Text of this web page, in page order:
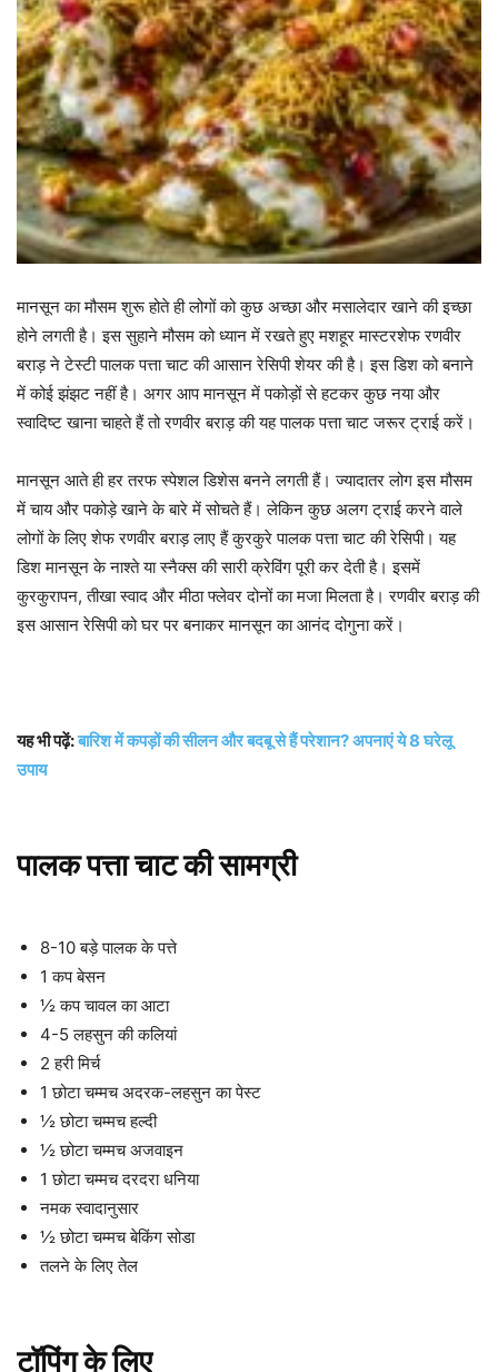
मानसून का मौसम शुरू होते ही लोगों को कुछ अच्छा और मसालेदार खाने की इच्छा
होने लगती है। इस सुहाने मौसम को ध्यान में रखते हुए मशहूर मास्टरशेफ रणवीर
बराड़ ने टेस्टी पालक पत्ता चाट की आसान रेसिपी शेयर की है। इस डिश को बनाने
में कोई झंझट नहीं है। अगर आप मानसून में पकोड़ों से हटकर कुछ नया और
स्वादिष्ट खाना चाहते हैं तो रणवीर बराड़ की यह पालक पत्ता चाट जरूर ट्राई करें।
मानसून आते ही हर तरफ स्पेशल डिशेस बनने लगती हैं। ज्यादातर लोग इस मौसम
में चाय और पकोड़े खाने के बारे में सोचते हैं। लेकिन कुछ अलग ट्राई करने वाले
लोगों के लिए शेफ रणवीर बराड़ लाए हैं कुरकुरे पालक पत्ता चाट की रेसिपी। यह
डिश मानसून के नाश्ते या स्नैक्स की सारी क्रेविंग पूरी कर देती है। इसमें
कुरकुरापन, तीखा स्वाद और मीठा फ्लेवर दोनों का मजा मिलता है। रणवीर बराड़ की
इस आसान रेसिपी को घर पर बनाकर मानसून का आनंद दोगुना करें।
यह भी पढ़ें:बारिश में कपड़ों की सीलन और बदबू से हैं परेशान? अपनाएं ये 8 घरेलू
उपाय
पालक पत्ता चाट की सामग्री
8-10 बड़े पालक के पत्ते
1 कप बेसन
½ कप चावल का आटा
4-5 लहसुन की कलियां
2 हरी मिर्च
1 छोटा चम्मच अदरक-लहसुन का पेस्ट
½ छोटा चम्मच हल्दी
½ छोटा चम्मच अजवाइन
1 छोटा चम्मच दरदरा धनिया
नमक स्वादानुसार
½ छोटा चम्मच बेकिंग सोडा
तलने के लिए तेल
टॉपिंग के लिए